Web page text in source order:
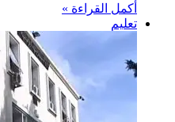
أكمل القراءة »
تعليم